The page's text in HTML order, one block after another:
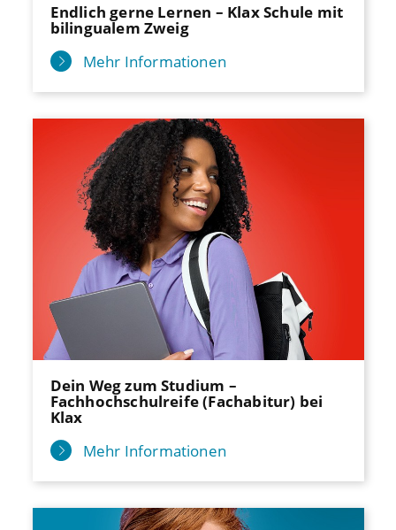
Endlich gerne Lernen – Klax Schule mit
bilingualem Zweig
Mehr Informationen
Dein Weg zum Studium –
Fachhochschulreife (Fachabitur) bei
Klax
Mehr Informationen